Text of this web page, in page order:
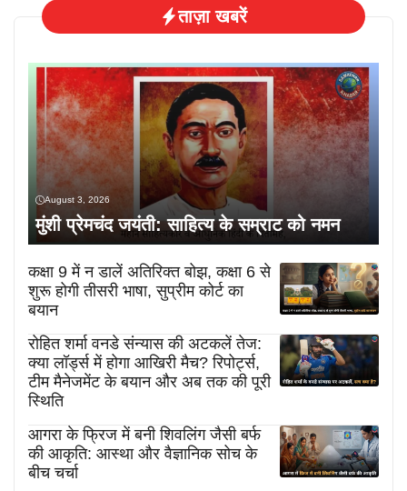
ताज़ा खबरें
August 3, 2026
मुंशी प्रेमचंद जयंती: साहित्य के सम्राट को नमन
कक्षा 9 में न डालें अतिरिक्त बोझ, कक्षा 6 से
शुरू होगी तीसरी भाषा, सुप्रीम कोर्ट का
बयान
रोहित शर्मा वनडे संन्यास की अटकलें तेज:
क्या लॉर्ड्स में होगा आखिरी मैच? रिपोर्ट्स,
टीम मैनेजमेंट के बयान और अब तक की पूरी
स्थिति
आगरा के फ्रिज में बनी शिवलिंग जैसी बर्फ
की आकृति: आस्था और वैज्ञानिक सोच के
बीच चर्चा